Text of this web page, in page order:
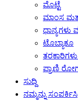
ಮೊಟ್ಟೆ
ಮಾಂಸ
ಧಾನ್ಯಗಳು
ಟೊಬ್ಯಾಕೂ
ತರಕಾರಿಗಳು
ಪ್ರಾಣಿ
ಸುದ್ದಿ
ನಮ್ಮನ್ನು ಸಂಪರ್ಕಿಸಿ